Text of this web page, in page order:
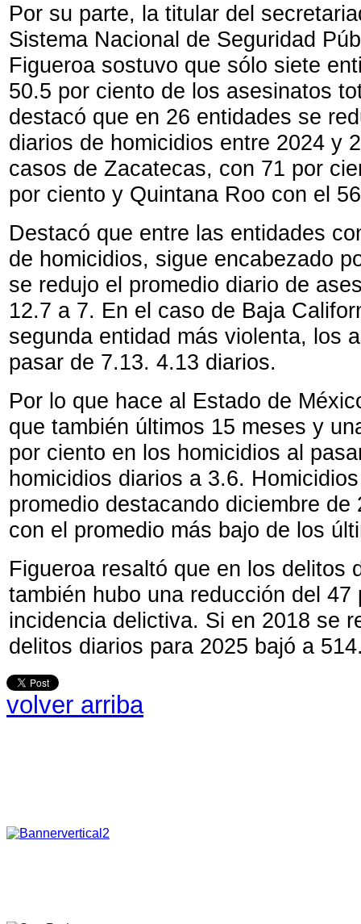
Por su parte, la titular del
Sistema Nacional de Seguridad
Figueroa sostuvo que sólo siete
50.5 por ciento de los asesinatos
destacó que en 26 entidades se
diarios de homicidios entre 2024 y
casos de Zacatecas, con 71 por
por ciento y Quintana Roo con el
Destacó que entre las entidades
de homicidios, sigue encabezado
se redujo el promedio diario de
12.7 a 7. En el caso de Baja
segunda entidad más violenta, los
pasar de 7.13. 4.13 diarios.
Por lo que hace al Estado de
que también últimos 15 meses y
por ciento en los homicidios al
homicidios diarios a 3.6.
promedio destacando diciembre de
con el promedio más bajo de los
Figueroa resaltó que en los delitos
también hubo una reducción del 47
incidencia delictiva. Si en 2018 se
delitos diarios para 2025 bajó a
volver arriba